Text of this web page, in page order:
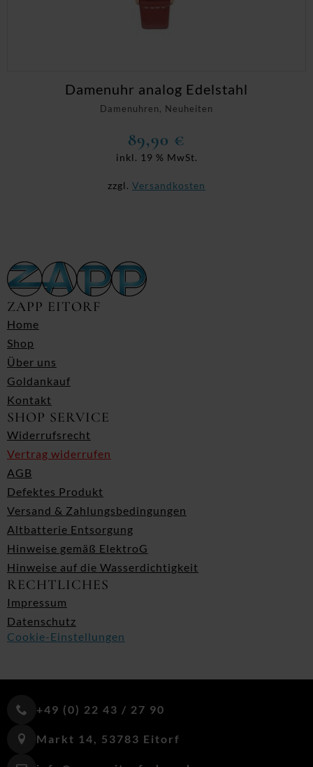
Damenuhren, Neuheiten
Damenuhr analog Edelstahl
89,90 €
inkl. 19 % MwSt.
zzgl. Versandkosten
ZAPP EITORF
Home
Shop
Über uns
Goldankauf
Kontakt
SHOP SERVICE
Widerrufsrecht
Vertrag widerrufen
AGB
Defektes Produkt
Versand & Zahlungsbedingungen
Altbatterie Entsorgung
Hinweise gemäß ElektroG
Hinweise auf die Wasserdichtigkeit
RECHTLICHES
Impressum
Datenschutz
Cookie-Einstellungen
+49 (0) 22 43 / 27 90
Markt 14, 53783 Eitorf